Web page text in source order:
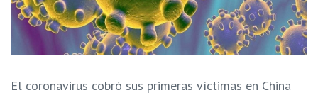
El coronavirus cobró sus primeras víctimas en China